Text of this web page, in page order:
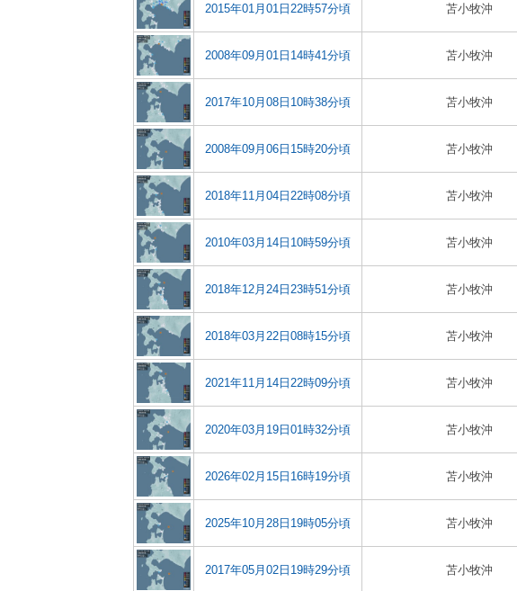
2015年01月01日22時57分頃 苫小牧沖
2008年09月01日14時41分頃 苫小牧沖
2017年10月08日10時38分頃 苫小牧沖
2008年09月06日15時20分頃 苫小牧沖
2018年11月04日22時08分頃 苫小牧沖
2010年03月14日10時59分頃 苫小牧沖
2018年12月24日23時51分頃 苫小牧沖
2018年03月22日08時15分頃 苫小牧沖
2021年11月14日22時09分頃 苫小牧沖
2020年03月19日01時32分頃 苫小牧沖
2026年02月15日16時19分頃 苫小牧沖
2025年10月28日19時05分頃 苫小牧沖
2017年05月02日19時29分頃 苫小牧沖